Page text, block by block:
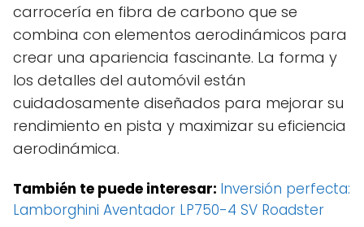
carrocería en fibra de carbono que se
combina con elementos aerodinámicos para
crear una apariencia fascinante. La forma y
los detalles del automóvil están
cuidadosamente diseñados para mejorar su
rendimiento en pista y maximizar su eficiencia
aerodinámica.
También te puede interesar: Inversión perfecta:
Lamborghini Aventador LP750-4 SV Roadster